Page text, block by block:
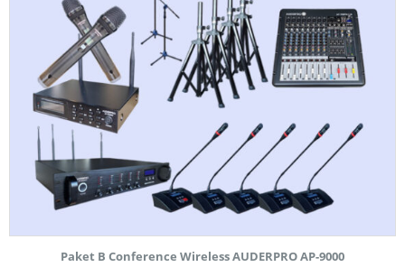
Paket B Conference Wireless AUDERPRO AP-9000